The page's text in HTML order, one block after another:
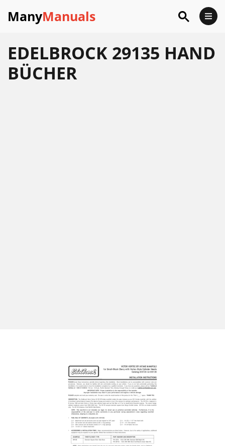
ManyManuals
EDELBROCK 29135 HAND
BÜCHER